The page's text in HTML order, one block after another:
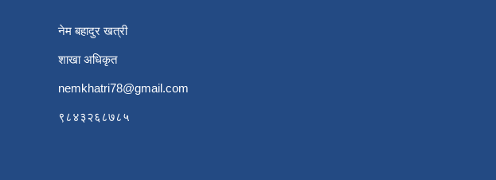
नेम बहादुर खत्री
शाखा अधिकृत
nemkhatri78@gmail.com
९८४३२६८७८५